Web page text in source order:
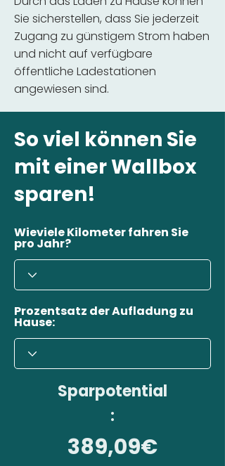
Sie sicherstellen, dass Sie jederzeit
Zugang zu günstigem Strom haben
und nicht auf verfügbare
öffentliche Ladestationen
angewiesen sind.
So viel können Sie
mit einer Wallbox
sparen!
Wieviele Kilometer fahren Sie
pro Jahr?
Prozentsatz der Aufladung zu
Hause:
Sparpotential
:
389,09€